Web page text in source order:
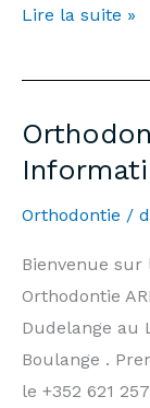
Orthodontist
—
Information
and
Appointments
Lire la suite »
Orthodontie /
Bienvenue sur
Orthodontie
Dudelange au
Boulange .
le +352 621